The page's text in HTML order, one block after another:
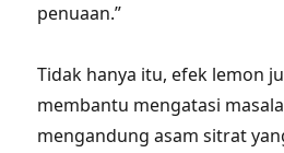
penuaan.”
Tidak hanya itu, efek lemon
membantu mengatasi
mengandung asam sitrat